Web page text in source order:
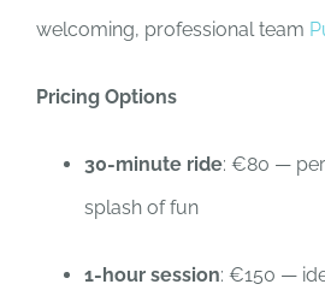
welcoming, professional team
Pricing Options
30-minute ride: €80 —
splash of fun
1-hour session: €150 —